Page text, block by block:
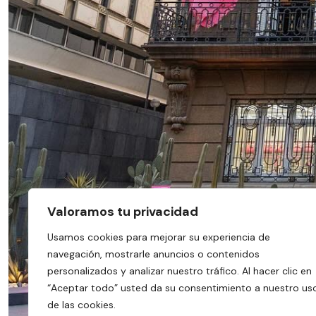
Valoramos tu privacidad
Usamos cookies para mejorar su experiencia de
navegación, mostrarle anuncios o contenidos
personalizados y analizar nuestro tráfico. Al hacer clic en
“Aceptar todo” usted da su consentimiento a nuestro
de las cookies.